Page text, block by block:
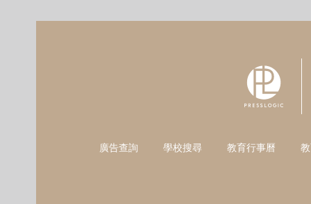
廣告查詢 學校搜尋 教育行事曆